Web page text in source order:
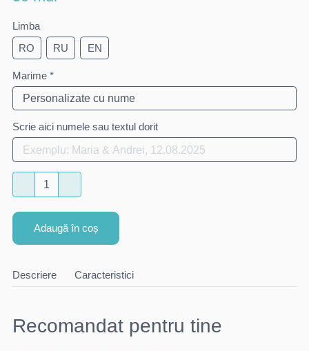
Limba
RO
RU EN
Marime *
Scrie aici numele sau textul dorit
Adaugă în coș
Descriere Caracteristici
Recomandat pentru tine